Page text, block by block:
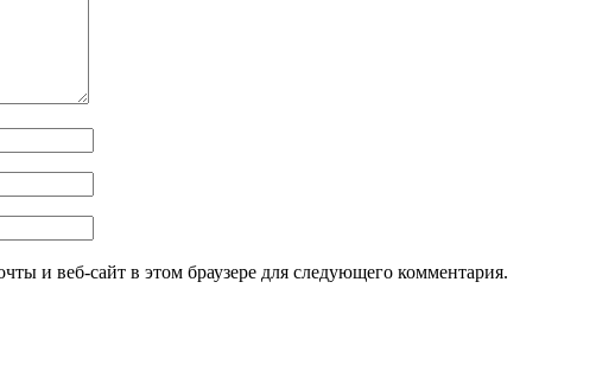
и веб-сайт в этом браузере для следующего комментария.